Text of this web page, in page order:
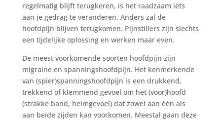
regelmatig blijft terugkeren, is het raadzaam iets
aan je gedrag te veranderen. Anders zal de
hoofdpijn blijven terugkomen. Pijnstillers zijn slechts
een tijdelijke oplossing en werken maar even.
De meest voorkomende soorten hoofdpijn zijn
migraine en spanningshoofdpijn. Het kenmerkende
van (spier)spanningshoofdpijn is een drukkend,
trekkend of klemmend gevoel om het (voor)hoofd
(strakke band, helmgevoel) dat zowel aan één als
aan beide zijden kan voorkomen. Meestal gaan deze